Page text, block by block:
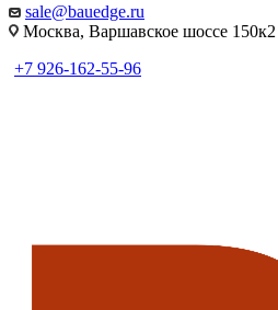
sale@bauedge.ru
Москва, Варшавское шоссе 150к2
+7 926-162-55-96